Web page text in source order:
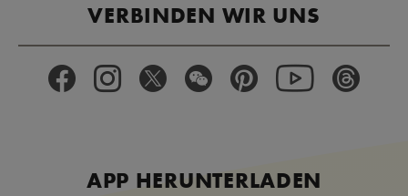
VERBINDEN WIR UNS
APP HERUNTERLADEN